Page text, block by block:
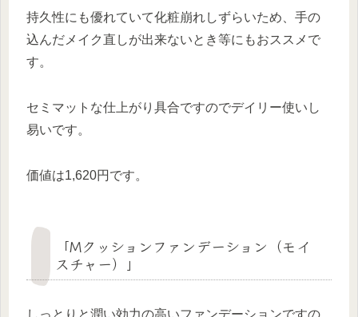
持久性にも優れていて化粧崩れしずらいため、手の
込んだメイク直しが出来ないとき等にもおススメで
す。
セミマットな仕上がり具合ですのでデイリー使いし
易いです。
価値は1,620円です。
「Mクッションファンデーション（モイ
スチャー）」
しっとりと潤い効力の高いファンデーションですの